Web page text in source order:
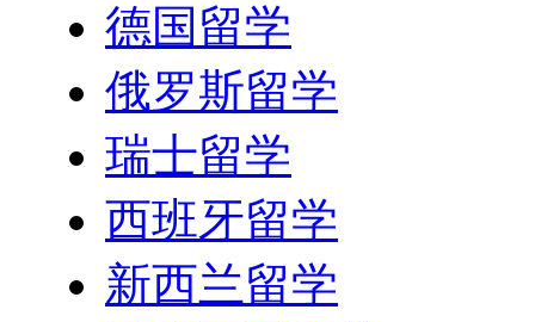
德国留学
俄罗斯留学
瑞士留学
西班牙留学
新西兰留学